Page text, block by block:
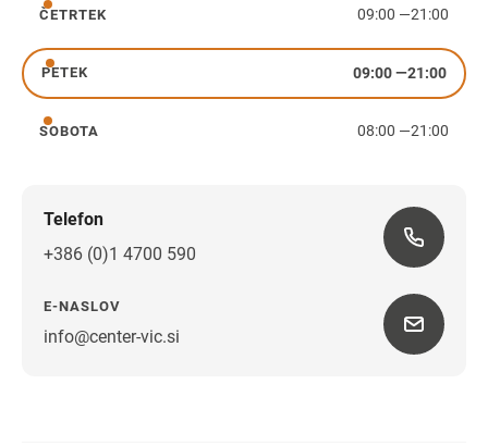
četrtek
ČETRTEK 09:00 —21:00
petek
PETEK 09:00—21:00
sobota
SOBOTA 08:00 —21:00
Telefon
+386 (0)1 4700 590
E-NASLOV
info@center-vic.si